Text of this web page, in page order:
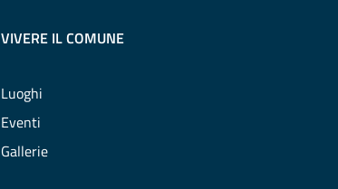
VIVERE IL COMUNE
Luoghi
Eventi
Gallerie